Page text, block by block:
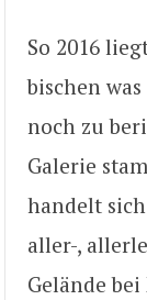
So 2016
bischen
noch zu
Galerie
handelt
aller-,
Gelände